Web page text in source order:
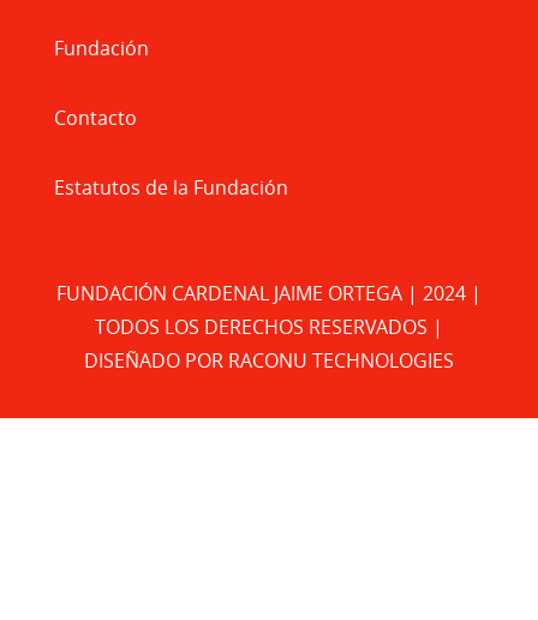
Fundación
Contacto
Estatutos de la Fundación
FUNDACIÓN CARDENAL JAIME ORTEGA | 2024 |
TODOS LOS DERECHOS RESERVADOS |
DISEÑADO POR RACONU TECHNOLOGIES